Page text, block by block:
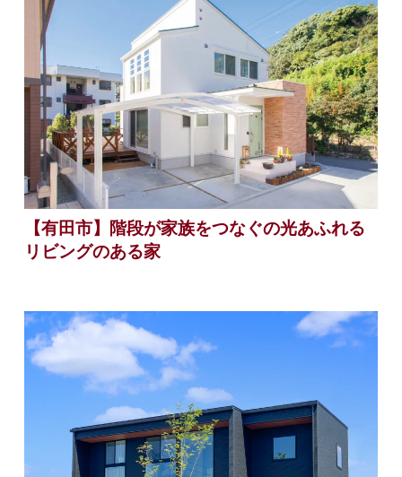
【有田市】階段が家族をつなぐの光あふれる
リビングのある家